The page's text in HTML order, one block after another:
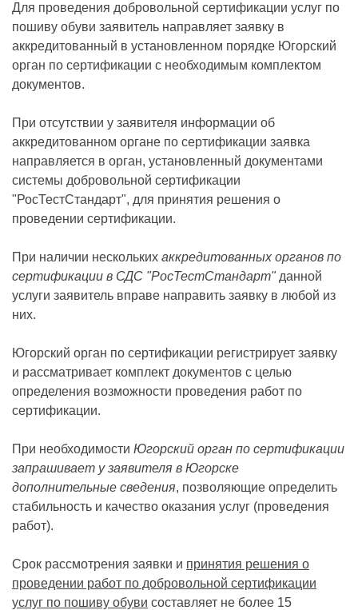
Для проведения добровольной сертификации услуг по
пошиву обуви заявитель направляет заявку в
аккредитованный в установленном порядке Югорский
орган по сертификации с необходимым комплектом
документов.
При отсутствии у заявителя информации об
аккредитованном органе по сертификации заявка
направляется в орган, установленный документами
системы добровольной сертификации
"РосТестСтандарт", для принятия решения о
проведении сертификации.
При наличии нескольких аккредитованных органов по
сертификации в СДС "РосТестСтандарт"данной
услуги заявитель вправе направить заявку в любой из
них.
Югорский орган по сертификации регистрирует заявку
и рассматривает комплект документов с целью
определения возможности проведения работ по
сертификации.
При необходимости Югорский орган по сертификации
запрашивает у заявителя в Югорске
дополнительные сведения, позволяющие определить
стабильность и качество оказания услуг (проведения
работ).
Срок рассмотрения заявки и принятия решения о
проведении работ по добровольной сертификации
услуг по пошиву обуви составляет не более 15